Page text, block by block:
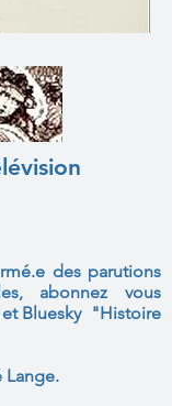
des parutions
abonnez vous
Bluesky "Histoire